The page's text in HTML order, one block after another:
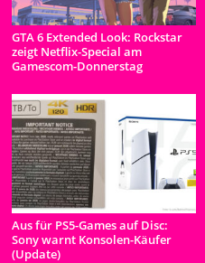
GTA 6 Extended Look: Rockstar
zeigt Netflix-Special am
Gamescom-Donnerstag
Aus für PS5-Games auf Disc:
Sony warnt Konsolen-Käufer
(Update)